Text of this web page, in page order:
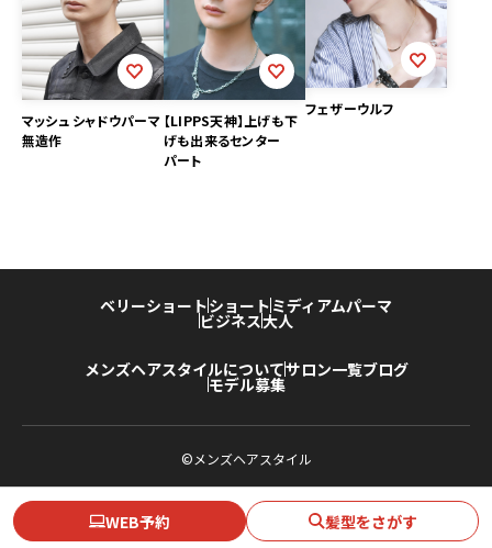
WEB予約 髪型をさがす
マッシュ シャドウパーマ
無造作
【LIPPS天神】上げも下
げも出来るセンター
パート
フェザーウルフ
ベリーショートショート ミディアムパーマ
ビジネス大人
メンズヘアスタイルについてサロン一覧ブログ
モデル募集
©メンズヘアスタイル